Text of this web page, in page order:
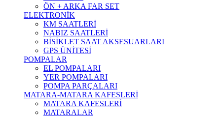
ÖN + ARKA FAR SET
ELEKTRONİK
KM SAATLERİ
NABIZ SAATLERİ
BİSİKLET SAAT AKSESUARLARI
GPS ÜNİTESİ
POMPALAR
EL POMPALARI
YER POMPALARI
POMPA PARÇALARI
MATARA-MATARA KAFESLERİ
MATARA KAFESLERİ
MATARALAR